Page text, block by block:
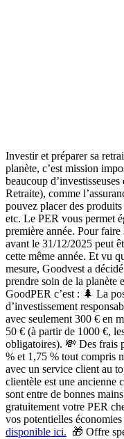
Investir et préparer sa
planète, c’est mission
beaucoup d’investisseuses
Retraite), comme
pouvez placer des
etc. Le PER vous permet
première année. Pour faire
avant le 31/12/2025 peut
cette même année. Et vu
mesure, Goodvest a
prendre soin de la planète
GoodPER c’est : 🌲 La
d’investissement
avec seulement 300 € en
50 € (à partir de 1000 €,
obligatoires). 💸 Des frais
% et 1,75 % tout compris
avec un service client au
clientèle est une ancienne
sont entre de bonnes
gratuitement votre PER
vos potentielles
disponible ici. 🎁 Offre